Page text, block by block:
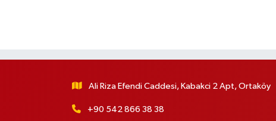
Ali Riza Efendi Caddesi, Kabakci 2 Apt, Ortaköy
+90 542 866 38 38